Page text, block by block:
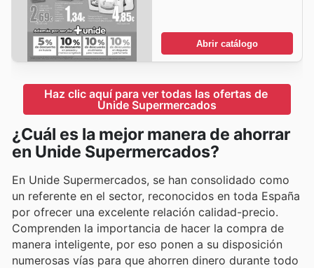
Abrir catálogo
Haz clic aquí para ver todas las ofertas de
Unide Supermercados
¿Cuál es la mejor manera de ahorrar
en Unide Supermercados?
En Unide Supermercados, se han consolidado como
un referente en el sector, reconocidos en toda España
por ofrecer una excelente relación calidad-precio.
Comprenden la importancia de hacer la compra de
manera inteligente, por eso ponen a su disposición
numerosas vías para que ahorren dinero durante todo